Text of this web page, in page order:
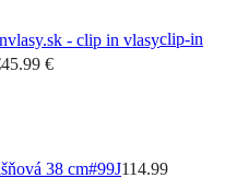
clip-in
45.99 €
38 cm#99J114.99